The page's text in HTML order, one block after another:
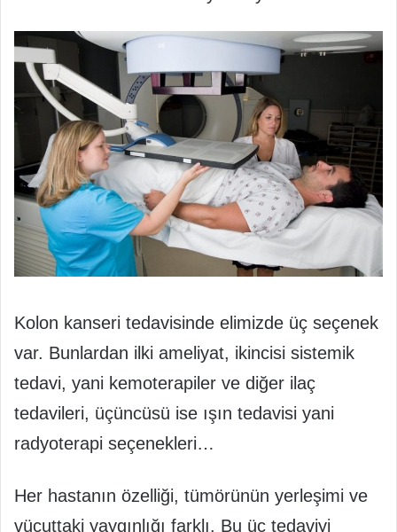
Kolon kanseri tedavisinde elimizde üç seçenek
var. Bunlardan ilki ameliyat, ikincisi sistemik
tedavi, yani kemoterapiler ve diğer ilaç
tedavileri, üçüncüsü ise ışın tedavisi yani
radyoterapi seçenekleri…
Her hastanın özelliği, tümörünün yerleşimi ve
vücuttaki yaygınlığı farklı. Bu üç tedaviyi